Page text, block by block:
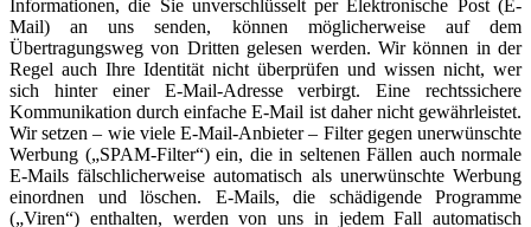
Informationen, die Sie unverschlüsselt per Elektronische Post (E-
Mail) an uns senden, können möglicherweise auf dem
Übertragungsweg von Dritten gelesen werden. Wir können in der
Regel auch Ihre Identität nicht überprüfen und wissen nicht, wer
sich hinter einer E-Mail-Adresse verbirgt. Eine rechtssichere
Kommunikation durch einfache E-Mail ist daher nicht gewährleistet.
Wir setzen – wie viele E-Mail-Anbieter – Filter gegen unerwünschte
Werbung („SPAM-Filter“) ein, die in seltenen Fällen auch normale
E-Mails fälschlicherweise automatisch als unerwünschte Werbung
einordnen und löschen. E-Mails, die schädigende Programme
(„Viren“) enthalten, werden von uns in jedem Fall automatisch